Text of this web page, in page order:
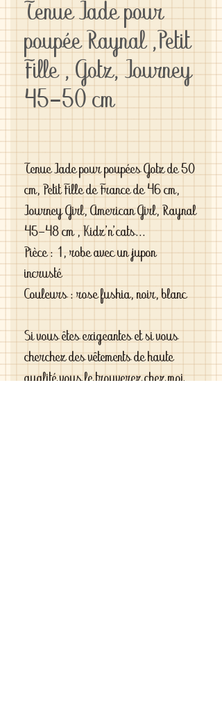
Tenue Jade pour
poupée Raynal ,Petit
Fille , Gotz, Journey
45-50 cm
Tenue Jade pour poupées Gotz de 50
cm, Petit Fille de France de 46 cm,
Journey Girl, American Girl, Raynal
45-48 cm , Kidz'n'cats...
Pièce : 1, robe avec un jupon
incrusté
Couleurs : rose fushia, noir, blanc
Si vous êtes exigeantes et si vous
cherchez des vêtements de haute
qualité vous le trouverez chez moi .